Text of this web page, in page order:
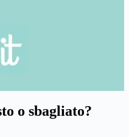
o sbagliato?